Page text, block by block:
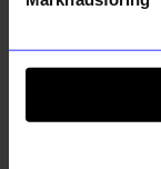
Ferm Living